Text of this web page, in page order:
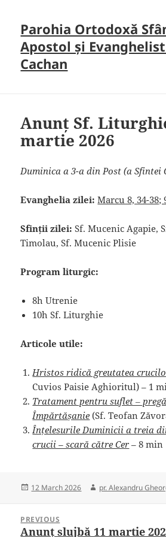
Parohia Ortodoxă
Apostol și
Cachan
Anunț Sf.
martie 2026
Duminica a 3-a din Post (a Sfintei
Evanghelia zilei: Marcu 8, 34-38;
Sfinții zilei: Sf. Mucenic Agapie,
Timolau, Sf. Mucenic Plisie
Program liturgic:
8h Utrenie
10h Sf. Liturghie
Articole utile:
Hristos ridică greutatea
Cuvios Paisie Aghioritul) – 1
Tratament pentru suflet ‒
Împărtășanie (Sf. Teofan
Înțelesurile Duminicii a treia
crucii – scară către Cer – 8 min
Posted
12 March 2026 Author
pr. Alexandru
navigation
PREVIOUS
Previous
Anunț slujbă 11 martie